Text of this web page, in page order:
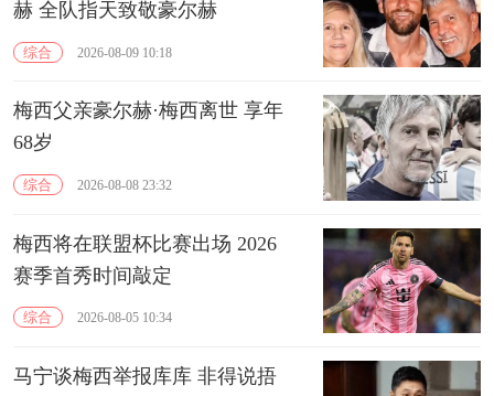
赫 全队指天致敬豪尔赫
综合 2026-08-09 10:18
梅西父亲豪尔赫·梅西离世 享年
68岁
综合 2026-08-08 23:32
梅西将在联盟杯比赛出场 2026
赛季首秀时间敲定
综合 2026-08-05 10:34
马宁谈梅西举报库库 非得说捂